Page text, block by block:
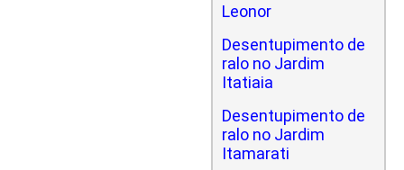
Leonor
Desentupimento de
ralo no Jardim
Itatiaia
Desentupimento de
ralo no Jardim
Itamarati